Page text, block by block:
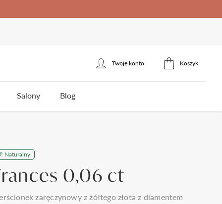
Twoje konto Koszyk
jednokamieniowe
trójkamieniowe
do 2000zł
klasyczne
nowoczesne
zaręczynowy
Kontakt
Salony Blog
wesela i ślubu Polecane produkty
Naturalny
0,06 ct
zaręczynowy z żółtego złota z diamentem